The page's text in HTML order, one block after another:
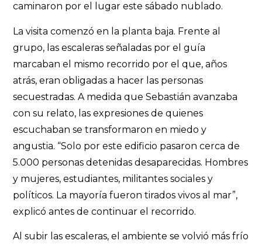
caminaron por el lugar este sábado nublado.
La visita comenzó en la planta baja. Frente al
grupo, las escaleras señaladas por el guía
marcaban el mismo recorrido por el que, años
atrás, eran obligadas a hacer las personas
secuestradas. A medida que Sebastián avanzaba
con su relato, las expresiones de quienes
escuchaban se transformaron en miedo y
angustia. “Solo por este edificio pasaron cerca de
5.000 personas detenidas desaparecidas. Hombres
y mujeres, estudiantes, militantes sociales y
políticos. La mayoría fueron tirados vivos al mar”,
explicó antes de continuar el recorrido.
Al subir las escaleras, el ambiente se volvió más frío